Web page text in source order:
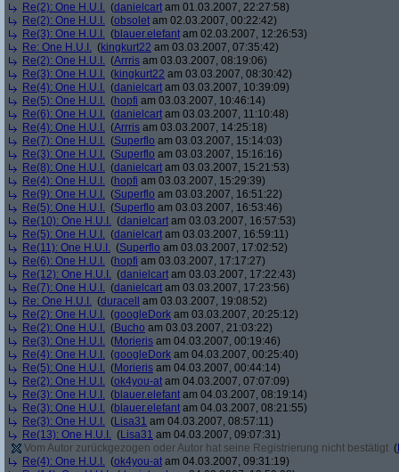
Re(2): One H.U.I. (danielcart am 01.03.2007, 22:27:58)
Re(2): One H.U.I. (obsolet am 02.03.2007, 00:22:42)
Re(3): One H.U.I. (blauer.elefant am 02.03.2007, 12:26:53)
Re: One H.U.I. (kingkurt22 am 03.03.2007, 07:35:42)
Re(2): One H.U.I. (Arrris am 03.03.2007, 08:19:06)
Re(3): One H.U.I. (kingkurt22 am 03.03.2007, 08:30:42)
Re(4): One H.U.I. (danielcart am 03.03.2007, 10:39:09)
Re(5): One H.U.I. (hopfi am 03.03.2007, 10:46:14)
Re(6): One H.U.I. (danielcart am 03.03.2007, 11:10:48)
Re(4): One H.U.I. (Arrris am 03.03.2007, 14:25:18)
Re(7): One H.U.I. (Superflo am 03.03.2007, 15:14:03)
Re(3): One H.U.I. (Superflo am 03.03.2007, 15:16:16)
Re(8): One H.U.I. (danielcart am 03.03.2007, 15:21:53)
Re(4): One H.U.I. (hopfi am 03.03.2007, 15:29:39)
Re(9): One H.U.I. (Superflo am 03.03.2007, 16:51:22)
Re(5): One H.U.I. (Superflo am 03.03.2007, 16:53:46)
Re(10): One H.U.I. (danielcart am 03.03.2007, 16:57:53)
Re(5): One H.U.I. (danielcart am 03.03.2007, 16:59:11)
Re(11): One H.U.I. (Superflo am 03.03.2007, 17:02:52)
Re(6): One H.U.I. (hopfi am 03.03.2007, 17:17:27)
Re(12): One H.U.I. (danielcart am 03.03.2007, 17:22:43)
Re(7): One H.U.I. (danielcart am 03.03.2007, 17:23:56)
Re: One H.U.I. (duracell
am 03.03.2007, 19:08:52)
Re(2): One H.U.I. (googleDork am 03.03.2007, 20:25:12)
Re(2): One H.U.I. (Bucho am 03.03.2007, 21:03:22)
Re(3): One H.U.I. (Morieris am 04.03.2007, 00:19:46)
Re(4): One H.U.I. (googleDork am 04.03.2007, 00:25:40)
Re(5): One H.U.I. (Morieris am 04.03.2007, 00:44:14)
Re(2): One H.U.I. (ok4you-at am 04.03.2007, 07:07:09)
Re(3): One H.U.I. (blauer.elefant am 04.03.2007, 08:19:14)
Re(3): One H.U.I. (blauer.elefant am 04.03.2007, 08:21:55)
Re(3): One H.U.I. (Lisa31 am 04.03.2007, 08:57:11)
Re(13): One H.U.I. (Lisa31 am 04.03.2007, 09:07:31)
Vom Autor zurückgezogen oder Autor hat seine Registrierung nicht bestätigt (
Re(4): One H.U.I. (ok4you-at am 04.03.2007, 09:31:19)